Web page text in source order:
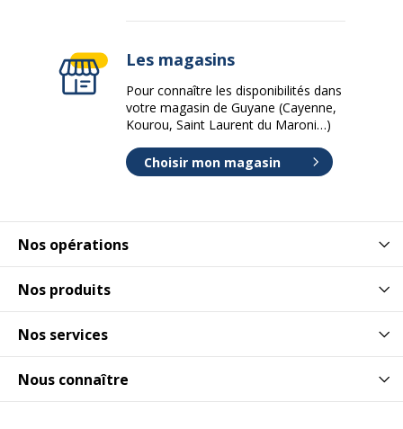
Nos opérations
Nos produits
Nos services
Nous connaître
Les magasins
Pour connaître les disponibilités dans
votre magasin de Guyane (Cayenne,
Kourou, Saint Laurent du Maroni…)
Choisir mon magasin